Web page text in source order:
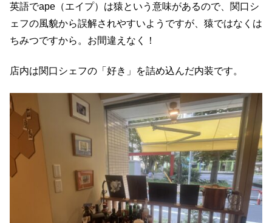
英語でape（エイプ）は猿という意味があるので、関口シ
ェフの風貌から誤解されやすいようですが、猿ではなくは
ちみつですから。お間違えなく！
店内は関口シェフの「好き」を詰め込んだ内装です。